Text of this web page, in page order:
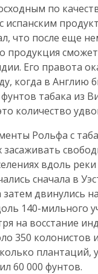
по
испанским
что после еще
продукция
Его правота
когда в Англию
табака из
количество
Рольфа с
засаживать
вдоль
сначала в
двинулись
140-мильного
на восстание
350 колонистов и
плантаций,
60 000 фунтов.